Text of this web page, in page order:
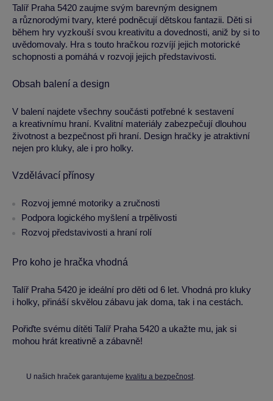
Talíř Praha 5420 zaujme svým barevným designem
a různorodými tvary, které podněcují dětskou fantazii. Děti si
během hry vyzkouší svou kreativitu a dovednosti, aniž by si to
uvědomovaly. Hra s touto hračkou rozvíjí jejich motorické
schopnosti a pomáhá v rozvoji jejich představivosti.
Obsah balení a design
V balení najdete všechny součásti potřebné k sestavení
a kreativnímu hraní. Kvalitní materiály zabezpečují dlouhou
životnost a bezpečnost při hraní. Design hračky je atraktivní
nejen pro kluky, ale i pro holky.
Vzdělávací přínosy
Rozvoj jemné motoriky a zručnosti
Podpora logického myšlení a trpělivosti
Rozvoj představivosti a hraní rolí
Pro koho je hračka vhodná
Talíř Praha 5420 je ideální pro děti od 6 let. Vhodná pro kluky
i holky, přináší skvělou zábavu jak doma, tak i na cestách.
Pořiďte svému dítěti Talíř Praha 5420 a ukažte mu, jak si
mohou hrát kreativně a zábavně!
U našich hraček garantujeme kvalitu a bezpečnost.